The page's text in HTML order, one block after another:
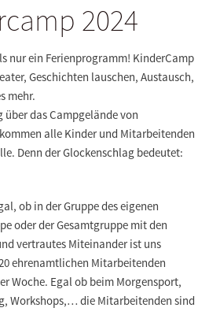
2024
nur ein Ferienprogramm! KinderCamp
Geschichten lauschen, Austausch,
mehr.
über das Campgelände von
alle Kinder und Mitarbeitenden
Denn der Glockenschlag bedeutet:
ob in der Gruppe des eigenen
oder der Gesamtgruppe mit den
vertrautes Miteinander ist uns
ehrenamtlichen Mitarbeitenden
Woche. Egal ob beim Morgensport,
Workshops,… die Mitarbeitenden sind